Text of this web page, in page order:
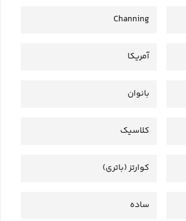
Channing
آمریکا
بانوان
کلاسیک
کوارتز (باتری)
ساده